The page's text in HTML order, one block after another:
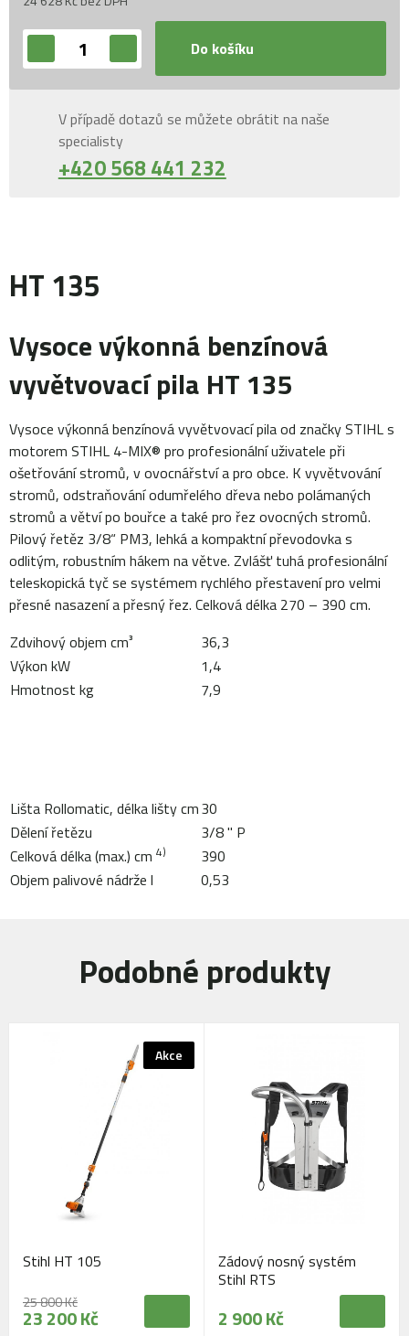
Do košíku
V případě dotazů se můžete obrátit na naše
specialisty
+420 568 441 232
HT 135
Vysoce výkonná benzínová
vyvětvovací pila HT 135
Vysoce výkonná benzínová vyvětvovací pila od značky STIHL s
motorem STIHL 4-MIX® pro profesionální uživatele při
ošetřování stromů, v ovocnářství a pro obce. K vyvětvování
stromů, odstraňování odumřelého dřeva nebo polámaných
stromů a větví po bouřce a také pro řez ovocných stromů.
Pilový řetěz 3/8“ PM3, lehká a kompaktní převodovka s
odlitým, robustním hákem na větve. Zvlášť tuhá profesionální
teleskopická tyč se systémem rychlého přestavení pro velmi
přesné nasazení a přesný řez. Celková délka 270 – 390 cm.
Zdvihový objem cm³
36,3
Výkon kW
1,4
Hmotnost kg
7,9
Lišta Rollomatic, délka lišty cm30
Dělení řetězu
3/8 " P
Celková délka (max.) cm 4)
390
Objem palivové nádrže l
0,53
Podobné produkty
Akce
Stihl HT 105
25 800 Kč
23 200 Kč
Zádový nosný systém
Stihl RTS
2 900 Kč